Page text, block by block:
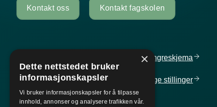
Kontakt oss Kontakt fagskolen
Personvern og informasjonskapsler Angreskjema
Cancellationform Ledigestillinger
×
Dette nettstedet bruker
informasjonskapsler
Vi bruker informasjonskapsler for å tilpasse
innhold, annonser og analysere trafikken vår.